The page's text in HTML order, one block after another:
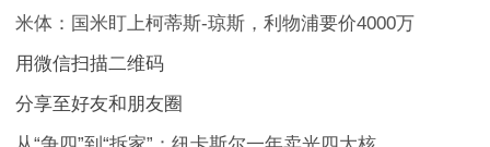
米体：国米盯上柯蒂斯-琼斯，利物浦要价4000万
用微信扫描二维码
分享至好友和朋友圈